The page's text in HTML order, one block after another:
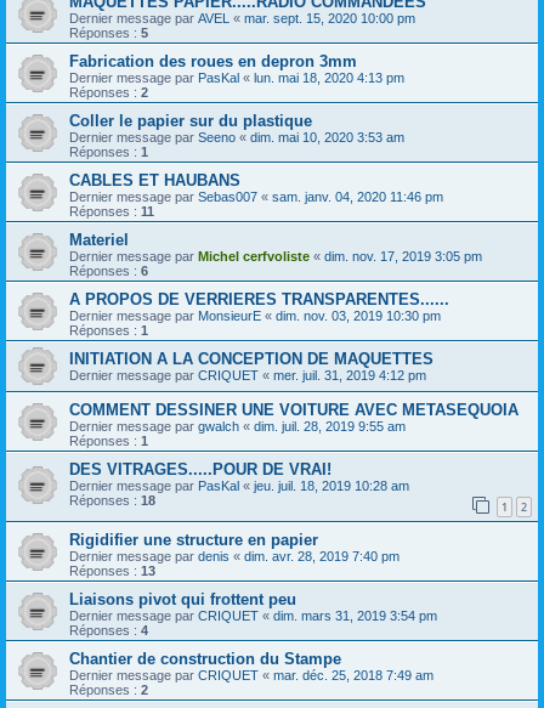
Dernier message par AVEL « mar. sept. 15, 2020 10:00 pm
Réponses : 5
Fabrication des roues en depron 3mm
Dernier message par PasKal « lun. mai 18, 2020 4:13 pm
Réponses : 2
Coller le papier sur du plastique
Dernier message par Seeno « dim. mai 10, 2020 3:53 am
Réponses : 1
CABLES ET HAUBANS
Dernier message par Sebas007 « sam. janv. 04, 2020 11:46 pm
Réponses : 11
Materiel
Dernier message par Michel cerfvoliste « dim. nov. 17, 2019 3:05 pm
Réponses : 6
A PROPOS DE VERRIERES TRANSPARENTES......
Dernier message par MonsieurE « dim. nov. 03, 2019 10:30 pm
Réponses : 1
INITIATION A LA CONCEPTION DE MAQUETTES
Dernier message par CRIQUET « mer. juil. 31, 2019 4:12 pm
COMMENT DESSINER UNE VOITURE AVEC METASEQUOIA
Dernier message par gwalch « dim. juil. 28, 2019 9:55 am
Réponses : 1
DES VITRAGES.....POUR DE VRAI!
Dernier message par PasKal « jeu. juil. 18, 2019 10:28 am
Réponses : 18 1 2
Rigidifier une structure en papier
Dernier message par denis « dim. avr. 28, 2019 7:40 pm
Réponses : 13
Liaisons pivot qui frottent peu
Dernier message par CRIQUET « dim. mars 31, 2019 3:54 pm
Réponses : 4
Chantier de construction du Stampe
Dernier message par CRIQUET « mar. déc. 25, 2018 7:49 am
Réponses : 2